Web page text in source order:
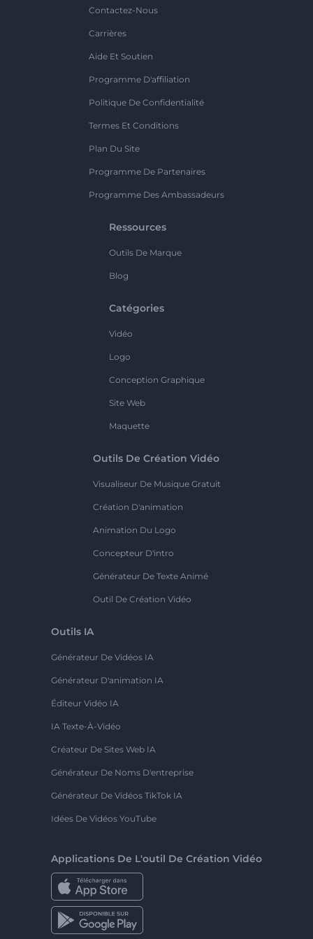
Contactez-Nous
Carrières
Aide Et Soutien
Programme D'affiliation
Politique De Confidentialité
Termes Et Conditions
Plan Du Site
Programme De Partenaires
Programme Des Ambassadeurs
Ressources
Outils De Marque
Blog
Catégories
Vidéo
Logo
Conception Graphique
Site Web
Maquette
Outils De Création Vidéo
Visualiseur De Musique Gratuit
Création D'animation
Animation Du Logo
Concepteur D'intro
Générateur De Texte Animé
Outil De Création Vidéo
Outils IA
Générateur De Vidéos IA
Générateur D'animation IA
Éditeur Vidéo IA
IA Texte-À-Vidéo
Créateur De Sites Web IA
Générateur De Noms D'entreprise
Générateur De Vidéos TikTok IA
Idées De Vidéos YouTube
Applications De L'outil De Création Vidéo